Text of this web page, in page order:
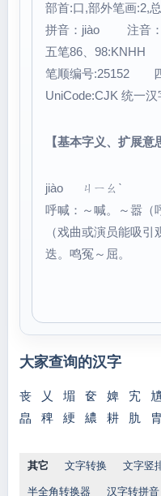
部首:口,部外笔画:2,
拼音：jiào 注音
五笔86、
笔顺编号:25152
UniCode:CJK 统一汉
【基本字义、扩展意
jiào ㄐㄧㄠˋ
呼喊：～喊。～嚣（
（戏曲或演员能吸
迭。鸣冤～屈。
大家查询的汉字
丧 乂 堳 奁 婢 宄 尵
皛
稗 綆 繷 耕 肍 胄
其它 文字转换 文字竖
半全角转换器 汉字转拼音